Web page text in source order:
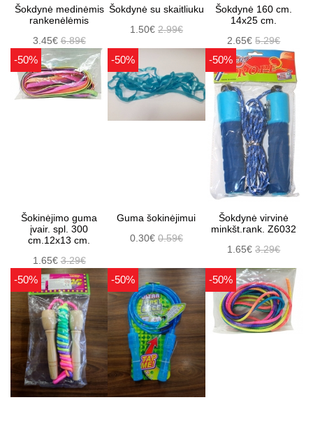
Šokdynė medinėmis
rankenėlėmis
3.45€6.89€
Šokdynė su skaitliuku
1.50€ 2.99€
Šokdynė 160 cm.
14x25 cm.
2.65€5.29€
-50%
Šokinėjimo guma
įvair. spl. 300
cm.12x13 cm.
1.65€3.29€
-50%
Guma šokinėjimui
0.30€ 0.59€
-50%
Šokdynė virvinė
minkšt.rank. Z6032
1.65€3.29€
-50% -50% -50%